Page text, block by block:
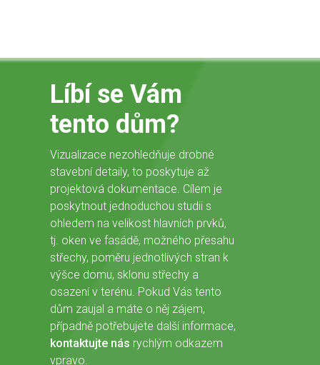
Líbí se Vám
tento dům?
Vizualizace nezohledňuje drobné
stavební detaily, to poskytuje až
projektová dokumentace. Cílem je
poskytnout jednoduchou studii s
ohledem na velikost hlavních prvků,
tj. oken ve fasádě, možného přesahu
střechy, poměru jednotlivých stran k
výšce domu, sklonu střechy a
osazení v terénu. Pokud Vás tento
dům zaujal a máte o něj zájem,
případně potřebujete další informace,
kontaktujte nás rychlým odkazem
vpravo.